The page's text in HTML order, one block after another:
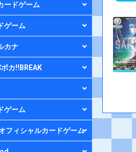
ードゲーム
ゲーム
カナ
カ!!BREAK
ゲーム
フィシャルカードゲーム